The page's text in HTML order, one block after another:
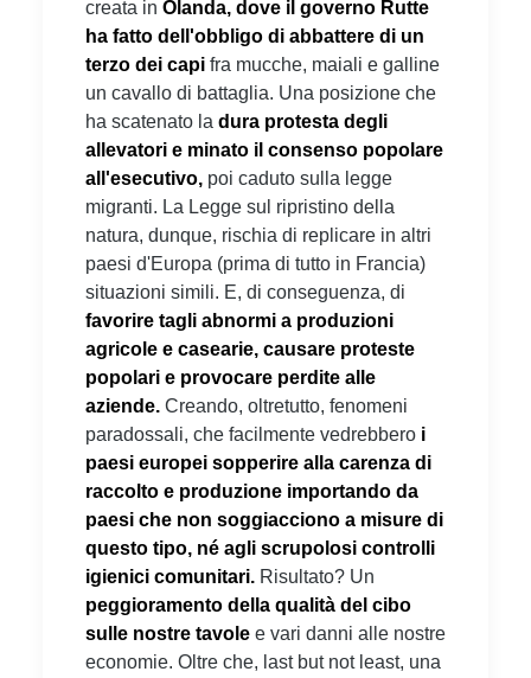
creata in Olanda, dove il governo Rutte
ha fatto dell'obbligo di abbattere di un
terzo dei capi fra mucche, maiali e galline
un cavallo di battaglia. Una posizione che
ha scatenato la dura protesta degli
allevatori e minato il consenso popolare
all'esecutivo, poi caduto sulla legge
migranti. La Legge sul ripristino della
natura, dunque, rischia di replicare in altri
paesi d'Europa (prima di tutto in Francia)
situazioni simili. E, di conseguenza, di
favorire tagli abnormi a produzioni
agricole e casearie, causare proteste
popolari e provocare perdite alle
aziende. Creando, oltretutto, fenomeni
paradossali, che facilmente vedrebbero i
paesi europei sopperire alla carenza di
raccolto e produzione importando da
paesi che non soggiacciono a misure di
questo tipo, né agli scrupolosi controlli
igienici comunitari. Risultato? Un
peggioramento della qualità del cibo
sulle nostre tavole e vari danni alle nostre
economie. Oltre che, last but not least, una